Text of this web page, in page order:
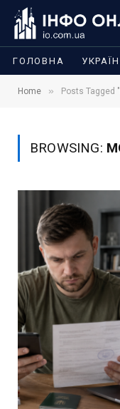
ГОЛОВНА
Home » Posts Tagged
BROWSING: